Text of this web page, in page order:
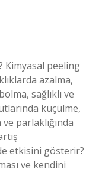
Kimyasal peeling
azalma,
sağlıklı ve
küçülme,
ve parlaklığında
etkisini gösterir?
ve kendini